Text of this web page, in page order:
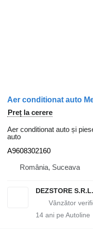
Preț la cerere
Aer conditionat auto și
auto
A9608302160
România, Suceava
DEZSTORE S.R.L.
14 ani pe Autoline